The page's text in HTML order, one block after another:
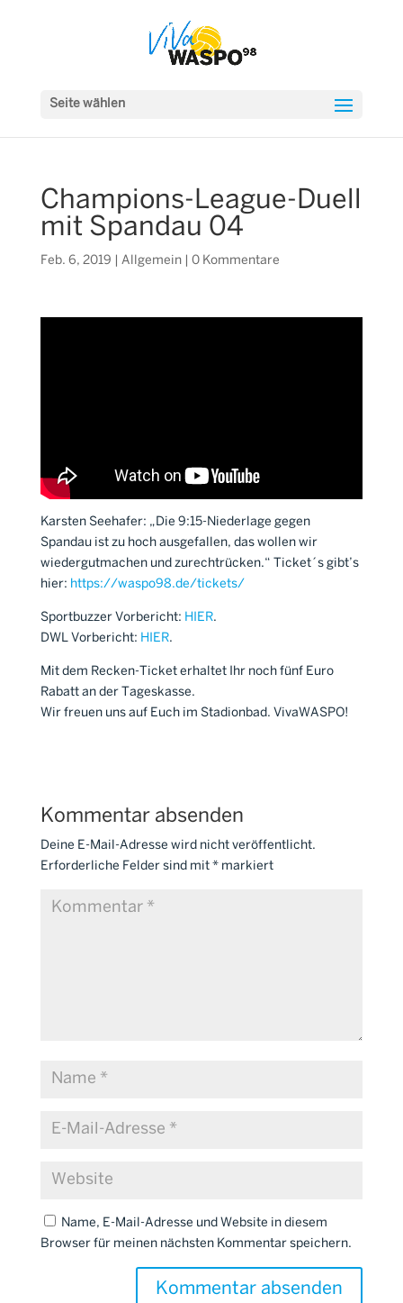
Seite wählen
Champions-League-Duell
mit Spandau 04
Feb. 6, 2019 Allgemein| 0 Kommentare
Karsten Seehafer: „Die 9:15-Niederlage gegen
Spandau ist zu hoch ausgefallen, das wollen wir
wiedergutmachen und zurechtrücken.“ Ticket´s gibt’s
hier: https://waspo98.de/tickets/
Sportbuzzer Vorbericht: HIER.
DWL Vorbericht: HIER.
Mit dem Recken-Ticket erhaltet Ihr noch fünf Euro
Rabatt an der Tageskasse.
Wir freuen uns auf Euch im Stadionbad. VivaWASPO!
Kommentar absenden
Deine E-Mail-Adresse wird nicht veröffentlicht.
Erforderliche Felder sind mit *markiert
Name, E-Mail-Adresse und Website in diesem
Browser für meinen nächsten Kommentar speichern.